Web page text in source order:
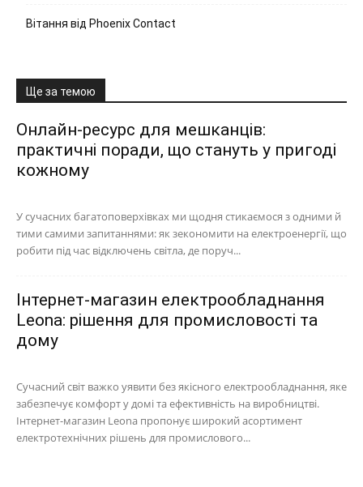
Вітання від Phoenix Contact
Ще за темою
Онлайн-ресурс для мешканців:
практичні поради, що стануть у пригоді
кожному
У сучасних багатоповерхівках ми щодня стикаємося з одними й
тими самими запитаннями: як зекономити на електроенергії, що
робити під час відключень світла, де поруч...
Інтернет-магазин електрообладнання
Leona: рішення для промисловості та
дому
Сучасний світ важко уявити без якісного електрообладнання, яке
забезпечує комфорт у домі та ефективність на виробництві.
Інтернет-магазин Leona пропонує широкий асортимент
електротехнічних рішень для промислового...